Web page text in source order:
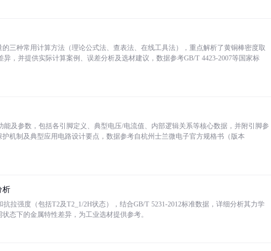
三种常用计算方法（理论公式法、查表法、在线工具法），重点解析了黄铜棒密度取
异，并提供实际计算案例、误差分析及选材建议，数据参考GB/T 4423-2007等国家标
能及参数，包括各引脚定义、典型电压/电流值、内部逻辑关系等核心数据，并附引脚参
机制及典型应用电路设计要点，数据参考自杭州士兰微电子官方规格书（版本
析
拉强度（包括T2及T2_1/2H状态），结合GB/T 5231-2012标准数据，详细分析其力学
态下的金属特性差异，为工业选材提供参考。